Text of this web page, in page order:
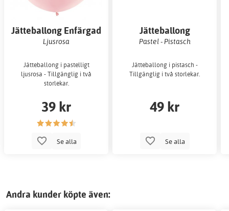
Jätteballong Enfärgad
Ljusrosa
Jätteballong i pastelligt
ljusrosa - Tillgänglig i två
storlekar.
39 kr
Se alla
Jätteballong
Pastel - Pistasch
Jätteballong i pistasch -
Tillgänglig i två storlekar.
49 kr
Se alla
Andra kunder köpte även: